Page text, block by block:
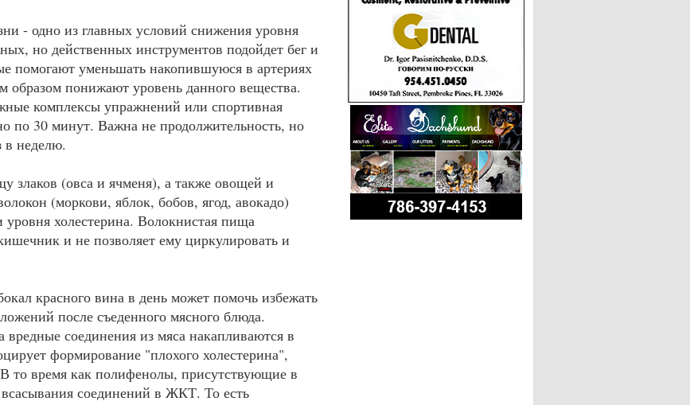
- одно из главных условий снижения уровня
но действенных инструментов подойдет бег и
помогают уменьшать накопившуюся в артериях
образом понижают уровень данного вещества.
комплексы упражнений или спортивная
по 30 минут. Важна не продолжительность, но
в неделю.
злаков (овса и ячменя), а также овощей и
(моркови, яблок, бобов, ягод, авокадо)
холестерина. Волокнистая пища
и не позволяет ему циркулировать и
красного вина в день может помочь избежать
после съеденного мясного блюда.
соединения из мяса накапливаются в
формирование "плохого холестерина",
то время как полифенолы, присутствующие в
всасывания соединений в ЖКТ. То есть